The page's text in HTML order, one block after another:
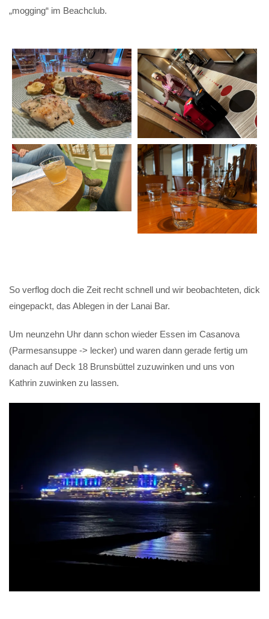
„mogging“ im Beachclub.
So verflog doch die Zeit recht schnell und wir beobachteten, dick
eingepackt, das Ablegen in der Lanai Bar.
Um neunzehn Uhr dann schon wieder Essen im Casanova
(Parmesansuppe -> lecker) und waren dann gerade fertig um
danach auf Deck 18 Brunsbüttel zuzuwinken und uns von
Kathrin zuwinken zu lassen.